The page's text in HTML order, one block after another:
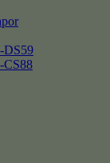
DS59
CS88